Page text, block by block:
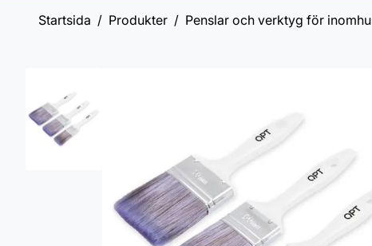
Startsida Produkter Penslar och verktyg för